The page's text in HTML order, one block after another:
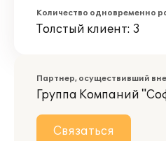
Количество одновременно
Толстый клиент: 3
Партнер, осуществивший
Группа Компаний
Связаться